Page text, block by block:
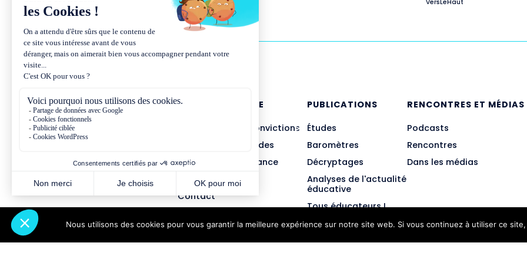
VersLeHaut
NOUS CONNAÎTRE
Présentation et convictions
Missions et méthodes
Équipe et gouvernance
Partenariats
Contact
PUBLICATIONS
Études
Baromètres
Décryptages
Analyses de l'actualité
éducative
Tous éducateurs !
RENCONTRES ET MÉDIAS
Podcasts
Rencontres
Dans les médias
Nous utilisons des cookies pour vous garantir la meilleure expérience sur notre site web. Si vous continuez à utiliser ce